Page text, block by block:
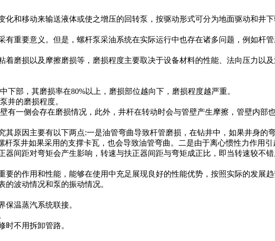
化和移动来输送液体或使之增压的回转泵，按驱动形式可分为地面驱动和井
有重要意义。但是，螺杆泵采油系统在实际运行中也存在诸多问题，例如杆
着磨损以及摩擦磨损等，磨损程度主要取决于设备材料的性能、法向压力以
部，其磨损率在80%以上，磨损部位越向下，磨损程度越严重。
井的磨损程度。
一侧会存在磨损情况，此外，井杆在转动时会与管壁产生摩擦，管壁内部
原因主要有以下两点:一是油管弯曲导致杆管磨损，在钻井中，如果井身的
杆泵井如果采用的支撑卡瓦，也会导致油管弯曲。二是由于离心惯性力作用
器间距对弯矩会产生影响，转速与扶正器间距与弯矩成正比，即当转速较不
要的作用和性能，能够在使用中充足展现良好的性能优势，按照实际的发展
波动情况和泵的振动情况。
保温蒸汽系统联接。
时不用拆卸管路。